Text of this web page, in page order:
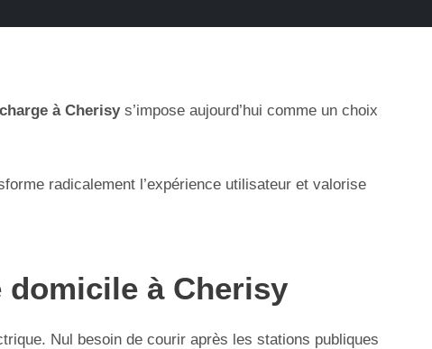
à Cherisys’impose aujourd’hui comme un choix
radicalement l’expérience utilisateur et valorise
à Cherisy
Nul besoin de courir après les stations publiques